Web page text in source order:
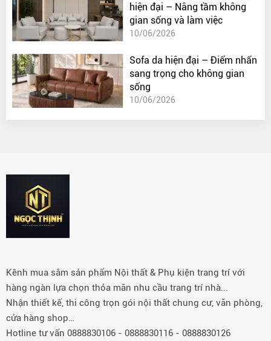
hiện đại – Nâng tầm không
gian sống và làm việc
10/06/2026
Sofa da hiện đại – Điểm nhấn
sang trọng cho không gian
sống
10/06/2026
Kênh mua sắm sản phẩm Nội thất & Phụ kiện trang trí với
hàng ngàn lựa chọn thỏa mãn nhu cầu trang trí nhà...
Nhận thiết kế, thi công trọn gói nội thất chung cư, văn phòng,
cửa hàng shop…
Hotline tư vấn 0888830106 - 0888830116 - 0888830126